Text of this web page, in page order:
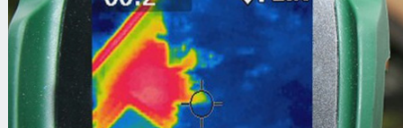
Артикул02174
JSB XL Supra
Цена
36,995.00 руб.
Кол-во